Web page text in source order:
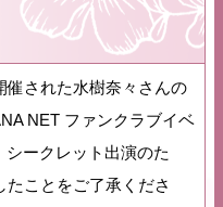
催された水樹奈々さんの
NET ファンクラブイベ
ークレット出演のた
ことをご了承くださ